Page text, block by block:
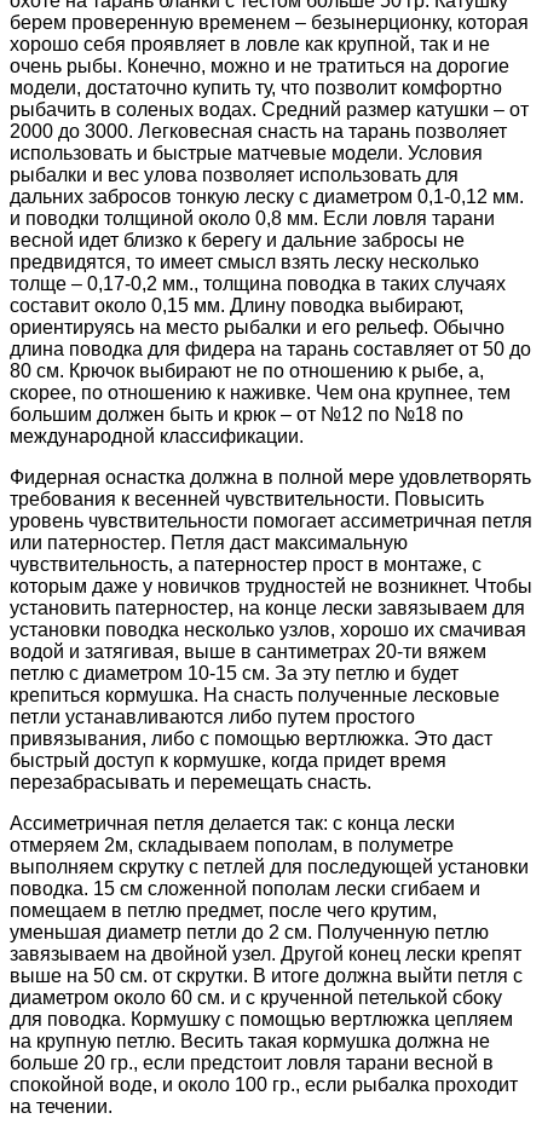
берем проверенную временем – безынерционку, которая
хорошо себя проявляет в ловле как крупной, так и не
очень рыбы. Конечно, можно и не тратиться на дорогие
модели, достаточно купить ту, что позволит комфортно
рыбачить в соленых водах. Средний размер катушки – от
2000 до 3000. Легковесная снасть на тарань позволяет
использовать и быстрые матчевые модели. Условия
рыбалки и вес улова позволяет использовать для
дальних забросов тонкую леску с диаметром 0,1-0,12 мм.
и поводки толщиной около 0,8 мм. Если ловля тарани
весной идет близко к берегу и дальние забросы не
предвидятся, то имеет смысл взять леску несколько
толще – 0,17-0,2 мм., толщина поводка в таких случаях
составит около 0,15 мм. Длину поводка выбирают,
ориентируясь на место рыбалки и его рельеф. Обычно
длина поводка для фидера на тарань составляет от 50 до
80 см. Крючок выбирают не по отношению к рыбе, а,
скорее, по отношению к наживке. Чем она крупнее, тем
большим должен быть и крюк – от №12 по №18 по
международной классификации.
Фидерная оснастка должна в полной мере удовлетворять
требования к весенней чувствительности. Повысить
уровень чувствительности помогает ассиметричная петля
или патерностер. Петля даст максимальную
чувствительность, а патерностер прост в монтаже, с
которым даже у новичков трудностей не возникнет. Чтобы
установить патерностер, на конце лески завязываем для
установки поводка несколько узлов, хорошо их смачивая
водой и затягивая, выше в сантиметрах 20-ти вяжем
петлю с диаметром 10-15 см. За эту петлю и будет
крепиться кормушка. На снасть полученные лесковые
петли устанавливаются либо путем простого
привязывания, либо с помощью вертлюжка. Это даст
быстрый доступ к кормушке, когда придет время
перезабрасывать и перемещать снасть.
Ассиметричная петля делается так: с конца лески
отмеряем 2м, складываем пополам, в полуметре
выполняем скрутку с петлей для последующей установки
поводка. 15 см сложенной пополам лески сгибаем и
помещаем в петлю предмет, после чего крутим,
уменьшая диаметр петли до 2 см. Полученную петлю
завязываем на двойной узел. Другой конец лески крепят
выше на 50 см. от скрутки. В итоге должна выйти петля с
диаметром около 60 см. и с крученной петелькой сбоку
для поводка. Кормушку с помощью вертлюжка цепляем
на крупную петлю. Весить такая кормушка должна не
больше 20 гр., если предстоит ловля тарани весной в
спокойной воде, и около 100 гр., если рыбалка проходит
на течении.